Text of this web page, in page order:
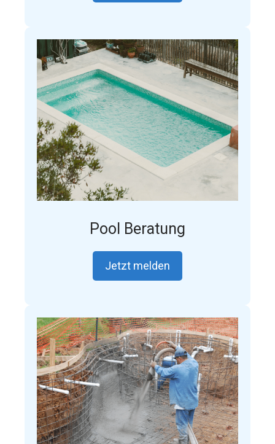
Pool Beratung
Jetzt melden